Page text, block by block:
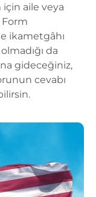
aile veya
ikametgâhı
da
gideceğiniz,
cevabı